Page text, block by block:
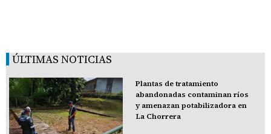
ÚLTIMAS NOTICIAS
Plantas de tratamiento
abandonadas contaminan ríos
y amenazan potabilizadora en
La Chorrera